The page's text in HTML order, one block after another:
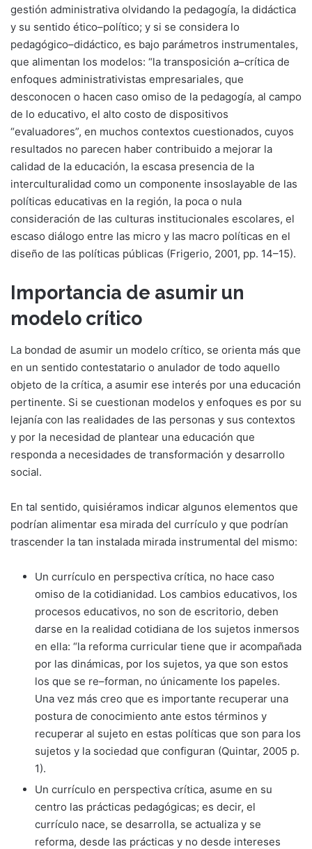
gestión administrativa olvidando la pedagogía, la didáctica
y su sentido ético–político; y si se considera lo
pedagógico–didáctico, es bajo parámetros instrumentales,
que alimentan los modelos: “la transposición a–crítica de
enfoques administrativistas empresariales, que
desconocen o hacen caso omiso de la pedagogía, al campo
de lo educativo, el alto costo de dispositivos
“evaluadores”, en muchos contextos cuestionados, cuyos
resultados no parecen haber contribuido a mejorar la
calidad de la educación, la escasa presencia de la
interculturalidad como un componente insoslayable de las
políticas educativas en la región, la poca o nula
consideración de las culturas institucionales escolares, el
escaso diálogo entre las micro y las macro políticas en el
diseño de las políticas públicas (Frigerio, 2001, pp. 14–15).
Importancia de asumir un
modelo crítico
La bondad de asumir un modelo crítico, se orienta más que
en un sentido contestatario o anulador de todo aquello
objeto de la crítica, a asumir ese interés por una educación
pertinente. Si se cuestionan modelos y enfoques es por su
lejanía con las realidades de las personas y sus contextos
y por la necesidad de plantear una educación que
responda a necesidades de transformación y desarrollo
social.
En tal sentido, quisiéramos indicar algunos elementos que
podrían alimentar esa mirada del currículo y que podrían
trascender la tan instalada mirada instrumental del mismo:
Un currículo en perspectiva crítica, no hace caso
omiso de la cotidianidad. Los cambios educativos, los
procesos educativos, no son de escritorio, deben
darse en la realidad cotidiana de los sujetos inmersos
en ella: “la reforma curricular tiene que ir acompañada
por las dinámicas, por los sujetos, ya que son estos
los que se re–forman, no únicamente los papeles.
Una vez más creo que es importante recuperar una
postura de conocimiento ante estos términos y
recuperar al sujeto en estas políticas que son para los
sujetos y la sociedad que configuran (Quintar, 2005 p.
1).
Un currículo en perspectiva crítica, asume en su
centro las prácticas pedagógicas; es decir, el
currículo nace, se desarrolla, se actualiza y se
reforma, desde las prácticas y no desde intereses